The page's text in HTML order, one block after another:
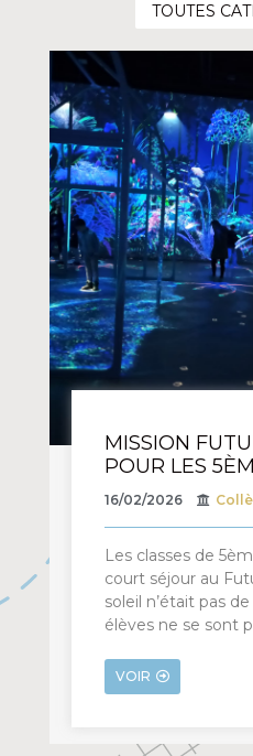
TOUTES
MISSION
POUR LES
16/02/2026
Les classes de
court séjour au
soleil n’était pas
élèves ne se sont
VOIR